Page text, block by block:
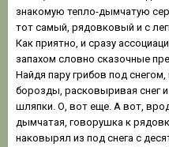
знакомую тепло-дымчатую
тот самый, рядовковый и с
Как приятно, и сразу
запахом словно сказочные
Найдя пару грибов под
борозды, расковыривая снег
шляпки. О, вот еще. А вот,
дымчатая, говорушка к
наковырял из под снега с